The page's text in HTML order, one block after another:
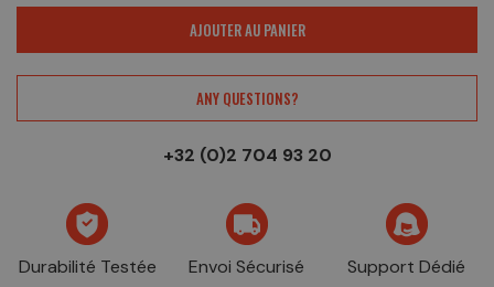
AJOUTER AU PANIER
ANY QUESTIONS?
+32 (0)2 704 93 20
Durabilité Testée Envoi Sécurisé Support Dédié